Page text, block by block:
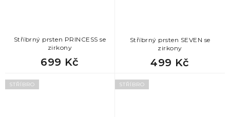
Stříbrný prsten PRINCESS se
zirkony
699 Kč
Stříbrný prsten SEVEN se
zirkony
499 Kč
STŘÍBRO STŘÍBRO